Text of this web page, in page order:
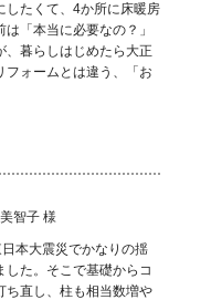
したくて、4か所に床暖房
は「本当に必要なの？」
、暮らしはじめたら大正
フォームとは違う、「お
智子 様
本大震災でかなりの揺
した。そこで基礎からコ
ち直し、柱も相当数増や